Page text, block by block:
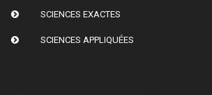
SCIENCES EXACTES
SCIENCES APPLIQUÉES